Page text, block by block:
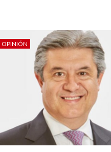
OPINIÓN